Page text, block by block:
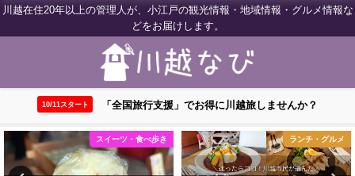
川越在住20年以上の管理人が、小江戸の観光情報・地域情報・グルメ情報な
どをお届けします。
10/11スタート 「全国旅行支援」でお得に川越旅しませんか？
ランチ・グルメ 川越ウェブログ